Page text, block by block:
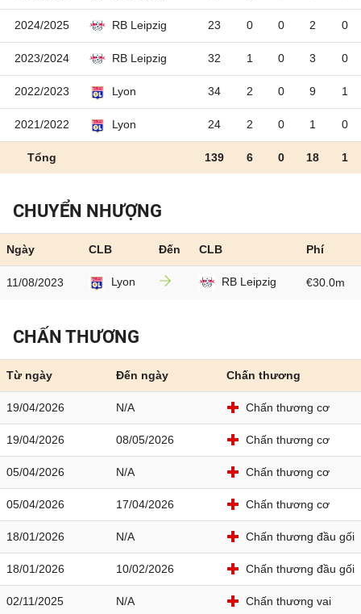
2024/2025 RB Leipzig 23 0 0 2 0
2023/2024 RB Leipzig 32 1 0 3 0
2022/2023 Lyon 34 2 0 9 1
2021/2022 Lyon 24 2 0 1 0
Tổng 139 6 0 18 1
CHUYỂN NHƯỢNG
Ngày CLB Đến CLB Phí
11/08/2023 Lyon RB Leipzig €30.0m
CHẤN THƯƠNG
Từ ngày Đến ngày Chấn thương
19/04/2026 N/A Chấn thương cơ
19/04/2026 08/05/2026 Chấn thương cơ
05/04/2026 N/A Chấn thương cơ
05/04/2026 17/04/2026 Chấn thương cơ
18/01/2026 N/A Chấn thương đầu gối
18/01/2026 10/02/2026 Chấn thương đầu gối
02/11/2025 N/A Chấn thương vai